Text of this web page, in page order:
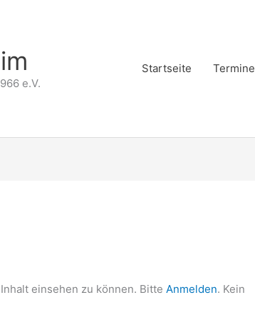
e.V.
Startseite Termine
einsehen zu können. BitteAnmelden. Kein